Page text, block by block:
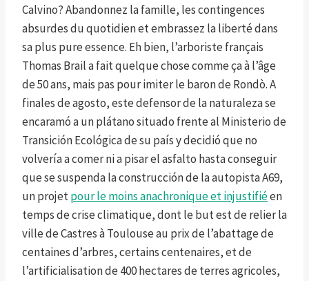
Calvino? Abandonnez la famille, les contingences
absurdes du quotidien et embrassez la liberté dans
sa plus pure essence. Eh bien, l’arboriste français
Thomas Brail a fait quelque chose comme ça à l’âge
de 50 ans, mais pas pour imiter le baron de Rondò. A
finales de agosto, este defensor de la naturaleza se
encaramó a un plátano situado frente al Ministerio de
Transición Ecológica de su país y decidió que no
volvería a comer ni a pisar el asfalto hasta conseguir
que se suspenda la construcción de la autopista A69,
un projetpour le moins anachronique et injustifiéen
temps de crise climatique, dont le but est de relier la
ville de Castres à Toulouse au prix de l’abattage de
centaines d’arbres, certains centenaires, et de
l’artificialisation de 400 hectares de terres agricoles,